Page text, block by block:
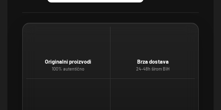
Originalni proizvodi
100% autentično
Brza dostava
24–48h širom BiH